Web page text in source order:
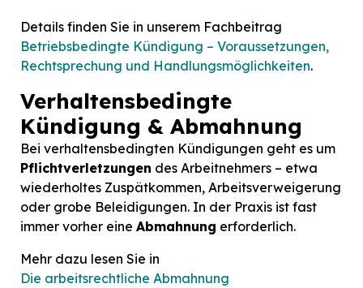
Details finden Sie in unserem Fachbeitrag
Betriebsbedingte Kündigung – Voraussetzungen,
Rechtsprechung und Handlungsmöglichkeiten.
Verhaltensbedingte
Kündigung & Abmahnung
Bei verhaltensbedingten Kündigungen geht es um
Pflichtverletzungen des Arbeitnehmers – etwa
wiederholtes Zuspätkommen, Arbeitsverweigerung
oder grobe Beleidigungen. In der Praxis ist fast
immer vorher eine Abmahnung erforderlich.
Mehr dazu lesen Sie in
Die arbeitsrechtliche Abmahnung